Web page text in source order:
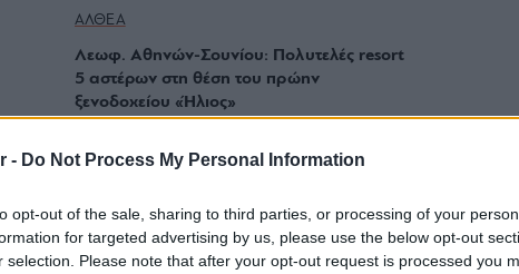
- Do Not Process My Personal Information
opt-out of the sale, sharing to third parties, or processing of your
for targeted advertising by us, please use the below opt-out
selection. Please note that after your opt-out request is processed you
ΑΛΘΕΑ
Λεωφ. Αθηνών-Σουνίου: Πολυτελές resort
5 αστέρων στη θέση του πρώην
ξενοδοχείου «Ήλιος»